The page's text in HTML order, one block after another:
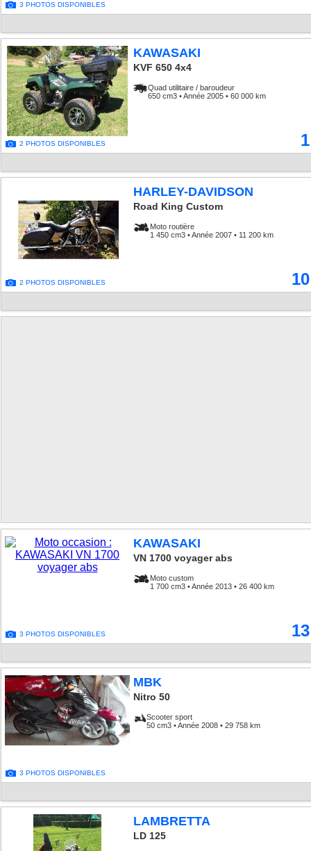
3 PHOTOS DISPONIBLES
2 PHOTOS DISPONIBLES
KAWASAKI
KVF 650 4x4
Quad utilitaire / baroudeur
650 cm3 • Année 2005 • 60 000 km
2 PHOTOS DISPONIBLES
HARLEY-DAVIDSON
Road King Custom
Moto routière
1 450 cm3 • Année 2007 • 11 200 km
3 PHOTOS DISPONIBLES
KAWASAKI
VN 1700 voyager abs
Moto custom
1 700 cm3 • Année 2013 • 26 400 km
3 PHOTOS DISPONIBLES
MBK
Nitro 50
Scooter sport
50 cm3 • Année 2008 • 29 758 km
LAMBRETTA
LD 125